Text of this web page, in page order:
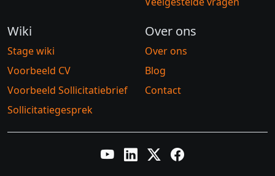
Wiki
Stage wiki
Voorbeeld CV
Voorbeeld Sollicitatiebrief
Sollicitatiegesprek
Over ons
Over ons
Blog
Contact
YouTubeLinkedInTwitter XFacebook